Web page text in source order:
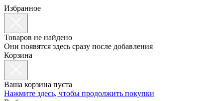
Избранное
Товаров не найдено
Они появятся здесь сразу после добавления
Корзина
Ваша корзина пуста
Нажмите здесь, чтобы продолжить покупки